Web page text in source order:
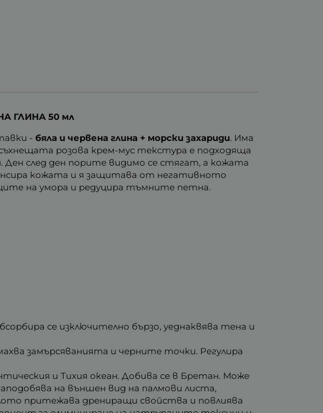
ГЛИНА 50 мл
-бяла и червена глина + морски захариди. Има
розова крем-мус текстура е подходяща
Ден след ден порите видимо се стягат, а кожата
кожата и я защитава от негативното
на умора и редуцира тъмните петна.
се изключително бързо, уеднаквява тена и
замърсяванията и черните точки. Регулира
и Тихия океан. Добива се в Бретан. Може
на външен вид на палмови листа,
притежава дрениращи свойства и повлиява